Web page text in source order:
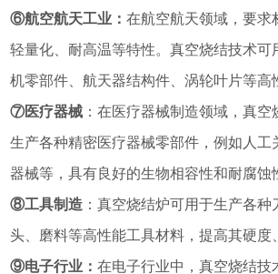
⑥航空航天工业：在航空航天领域，要求
轻量化、耐高温等特性。真空烧结技术可
机零部件、航天器结构件、涡轮叶片等高
⑦医疗器械 ：在医疗器械制造领域，真
生产各种精密医疗器械零部件，例如人工
器械等，具有良好的生物相容性和耐腐蚀
⑧工具制造 ：真空烧结炉可用于生产各
头、磨料等高性能工具材料，提高其硬度
⑨电子行业：在电子行业中，真空烧结技